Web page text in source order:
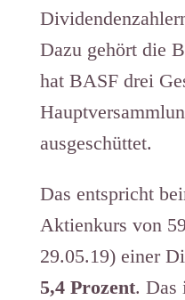
Dazu gehört die
hat BASF drei
ausgeschüttet.
Das entspricht
Aktienkurs von
29.05.19) einer
5,4 Prozent. Das